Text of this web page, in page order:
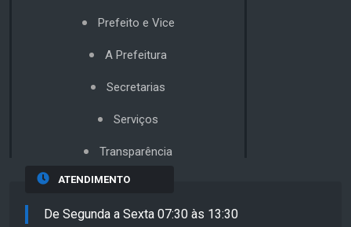
Prefeito e Vice
A Prefeitura
Secretarias
Serviços
Transparência
ATENDIMENTO
De Segunda a Sexta 07:30 às 13:30